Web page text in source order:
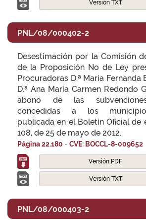
Versión TXT
PNL/08/000402-2
Desestimación por la Comisión
de la Proposición No de Ley
Procuradoras D.ª María Fernanda
D.ª Ana María Carmen Redondo
abono de las
concedidas a los
publicada en el Boletín Oficial de
108, de 25 de mayo de 2012.
Página 22.180 - CVE: BOCCL-8-009652
Versión PDF
Versión TXT
PNL/08/000403-2